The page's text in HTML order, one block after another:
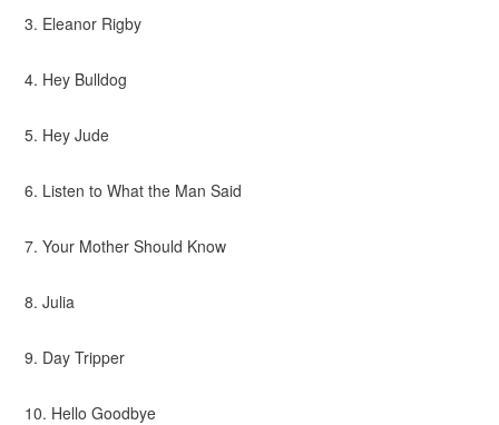
3. Eleanor Rigby
4. Hey Bulldog
5. Hey Jude
6. Listen to What the Man Said
7. Your Mother Should Know
8. Julia
9. Day Tripper
10. Hello Goodbye